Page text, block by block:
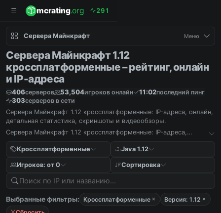
mcrating.org 29 1
Сервера Майнкрафт Меню
Сервера Майнкрафт 1.12
кроссплатформенные – рейтинг, онлайн
и IP-адреса
406серверов 53,504игроков онлайн 11:02последний пинг
303серверов в сети
Сервера Майнкрафт 1.12 кроссплатформенные: IP-адреса, онлайн,
детальная статистика, скриншоты и видеообзоры.
Сервера Майнкрафт 1.12 кроссплатформенные: IP-адреса,
Кроссплатформенные
Java 1.12
Игроков: от 0 Сортировка
Выбранные фильтры: Кроссплатформенные
Версия: 1.12